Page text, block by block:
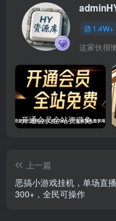
1.4W+
这家伙很
开通会员全站资源免费下载 开通VIP会员 HY资源库
上一篇
恶搞小游戏挂机，单场直播
300+，全民可操作